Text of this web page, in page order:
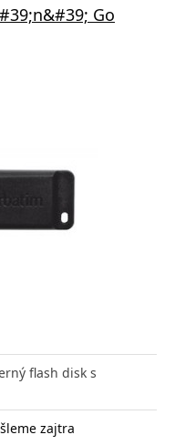
Go
flash disk s
zajtra